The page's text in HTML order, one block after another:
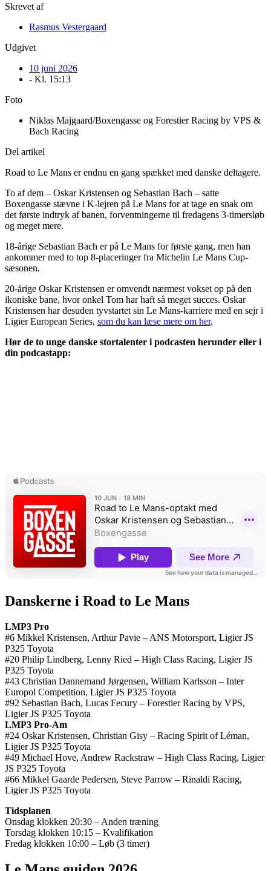
Skrevet af
Rasmus Vestergaard
Udgivet
10 juni 2026
- Kl. 15:13
Foto
Niklas Majgaard/Boxengasse og Forestier Racing by VPS &
Bach Racing
Del artikel
Road to Le Mans er endnu en gang spækket med danske deltagere.
To af dem – Oskar Kristensen og Sebastian Bach – satte
Boxengasse stævne i K-lejren på Le Mans for at tage en snak om
det første indtryk af banen, forventningerne til fredagens 3-timersløb
og meget mere.
18-årige Sebastian Bach er på Le Mans for første gang, men han
ankommer med to top 8-placeringer fra Michelin Le Mans Cup-
sæsonen.
20-årige Oskar Kristensen er omvendt nærmest vokset op på den
ikoniske bane, hvor onkel Tom har haft så meget succes. Oskar
Kristensen har desuden tyvstartet sin Le Mans-karriere med en sejr i
Ligier European Series, som du kan læse mere om her.
Hør de to unge danske stortalenter i podcasten herunder eller i
din podcastapp:
Danskerne i Road to Le Mans
LMP3 Pro
#6 Mikkel Kristensen, Arthur Pavie – ANS Motorsport, Ligier JS
P325 Toyota
#20 Philip Lindberg, Lenny Ried – High Class Racing, Ligier JS
P325 Toyota
#43 Christian Dannemand Jørgensen, William Karlsson – Inter
Europol Competition, Ligier JS P325 Toyota
#92 Sebastian Bach, Lucas Fecury – Forestier Racing by VPS,
Ligier JS P325 Toyota
LMP3 Pro-Am
#24 Oskar Kristensen, Christian Gisy – Racing Spirit of Léman,
Ligier JS P325 Toyota
#49 Michael Hove, Andrew Rackstraw – High Class Racing, Ligier
JS P325 Toyota
#66 Mikkel Gaarde Pedersen, Steve Parrow – Rinaldi Racing,
Ligier JS P325 Toyota
Tidsplanen
Onsdag klokken 20:30 – Anden træning
Torsdag klokken 10:15 – Kvalifikation
Fredag klokken 10:00 – Løb (3 timer)